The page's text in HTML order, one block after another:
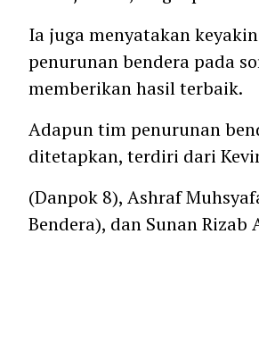
Ia juga menyatakan
penurunan bendera pada
memberikan hasil terbaik.
Adapun tim penurunan
ditetapkan, terdiri dari
(Danpok 8), Ashraf
Bendera), dan Sunan Rizab